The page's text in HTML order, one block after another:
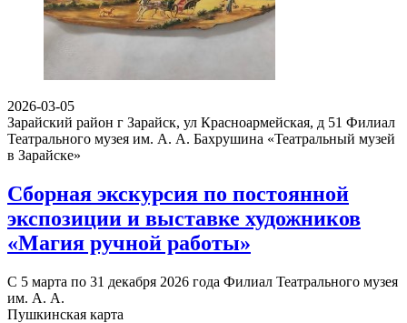
2026-03-05
Зарайский район г Зарайск, ул Красноармейская, д 51 Филиал
Театрального музея им. А. А. Бахрушина «Театральный музей
в Зарайске»
Сборная экскурсия по постоянной
экспозиции и выставке художников
«Магия ручной работы»
С 5 марта по 31 декабря 2026 года Филиал Театрального музея
им. А. А.
Пушкинская карта